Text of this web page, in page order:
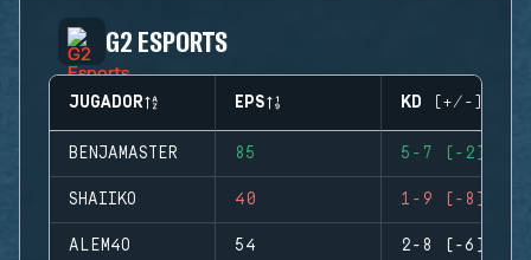
G2 ESPORTS
JUGADOR EPS KD (+/-)
BENJAMASTER 85 5-7 (-2)
SHAIIKO 40 1-9 (-8)
ALEM4O 54 2-8 (-6)